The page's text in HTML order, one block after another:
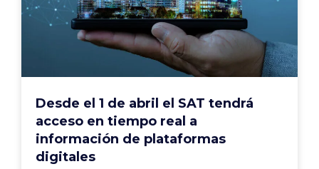
Desde el 1 de abril el SAT tendrá
acceso en tiempo real a
información de plataformas
digitales